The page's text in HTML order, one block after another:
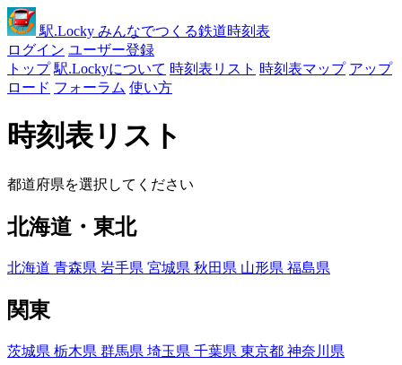
駅.Locky みんなでつくる鉄道時刻表
ログイン ユーザー登録
トップ 駅.Lockyについて 時刻表リスト 時刻表マップ アップ
ロード フォーラム 使い方
時刻表リスト
都道府県を選択してください
北海道・東北
北海道 青森県 岩手県 宮城県 秋田県 山形県 福島県
関東
茨城県 栃木県 群馬県 埼玉県 千葉県 東京都 神奈川県